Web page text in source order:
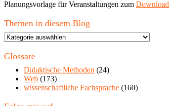
Planungsvorlage für Veranstaltungen zum Download
Themen in diesem Blog
Themen
diesem
Glossare
Didaktische Methoden (24)
Web (173)
wissenschaftliche Fachsprache (160)